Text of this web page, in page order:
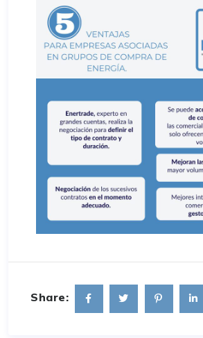
Share: